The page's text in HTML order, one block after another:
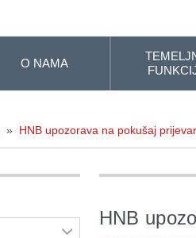
O NAMA
» HNB upozorava na pokušaj
HNB